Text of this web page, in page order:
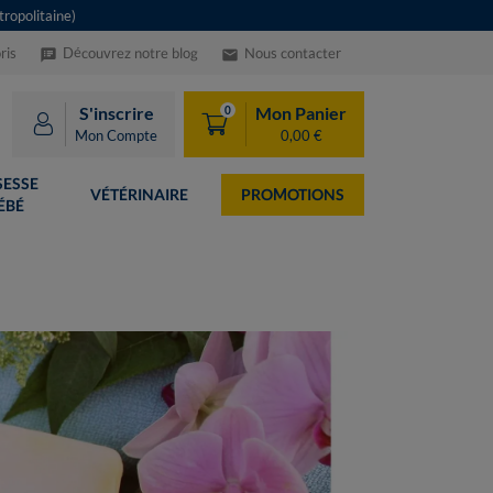
speaker_notes Découvrez notre blog email Nous contacter
S'inscrire
Mon Compte
0 Mon Panier
0,00 €
VÉTÉRINAIRE PROMOTIONS